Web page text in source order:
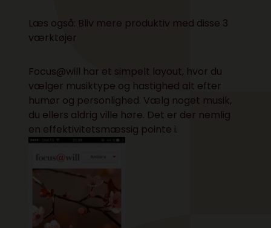
Læs også: Bliv mere produktiv med disse 3
værktøjer
Focus@will har et simpelt layout, hvor du
vælger musiktype og hastighed alt efter
humør og personlighed. Vælg noget musik,
du ellers aldrig ville høre. Det er der nemlig
en effektivitetsmæssig pointe i.